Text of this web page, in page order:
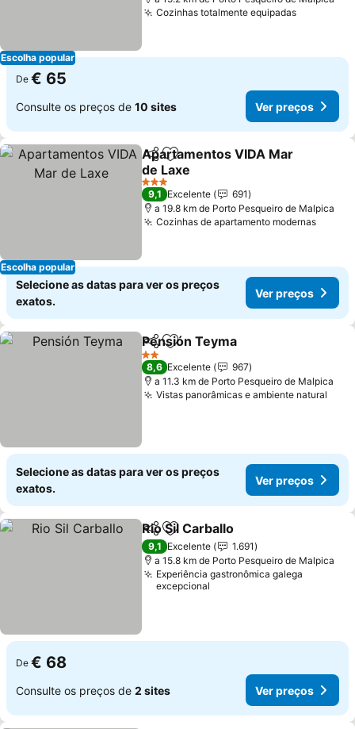
Escolha popular
Cozinhas totalmente equipadasVer
De € 65
Consulte os preços de 10 sites Ver preços
Escolha popular
PartilharAdicionar aos favoritos
Apartamentos VIDA Mar
de Laxe
Ver preços
3 Estrelas
9,1 Excelente
691
a 19.8 km de Porto Pesqueiro de Malpica
Cozinhas de apartamento modernasVer
Selecione as datas para ver os preços
exatos.
Ver preços
PartilharAdicionar aos favoritos
Pensión Teyma
2 Estrelas
8,6 Excelente
967
a 11.3 km de Porto Pesqueiro de Malpica
Vistas panorâmicas e ambiente natural
Selecione as datas para ver os preços
exatos.
Ver preços
PartilharAdicionar aos favoritos
Rio Sil Carballo
9,1 Excelente
1.691
a 15.8 km de Porto Pesqueiro de Malpica
Experiência gastronômica galega
excepcional
De € 68
Consulte os preços de 2 sites Ver preços